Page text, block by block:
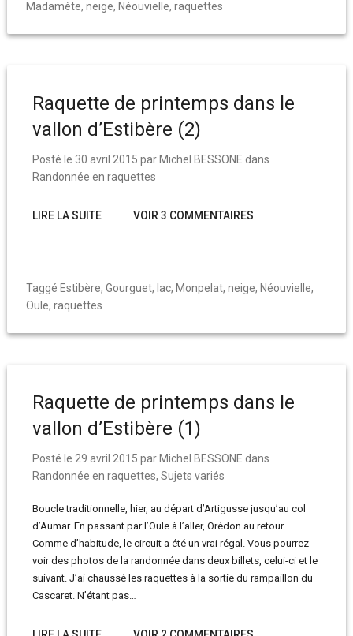
Madamète, neige, Néouvielle, raquettes
Raquette de printemps dans le
vallon d’Estibère (2)
Posté le 30 avril 2015 par Michel BESSONE dans
Randonnée en raquettes
LIRE LA SUITE VOIR 3 COMMENTAIRES
Taggé Estibère, Gourguet, lac, Monpelat, neige, Néouvielle,
Oule, raquettes
Raquette de printemps dans le
vallon d’Estibère (1)
Posté le 29 avril 2015 par Michel BESSONE dans
Randonnée en raquettes, Sujets variés
Boucle traditionnelle, hier, au départ d’Artigusse jusqu’au col
d’Aumar. En passant par l’Oule à l’aller, Orédon au retour.
Comme d’habitude, le circuit a été un vrai régal. Vous pourrez
voir des photos de la randonnée dans deux billets, celui-ci et le
suivant. J’ai chaussé les raquettes à la sortie du rampaillon du
Cascaret. N’étant pas…